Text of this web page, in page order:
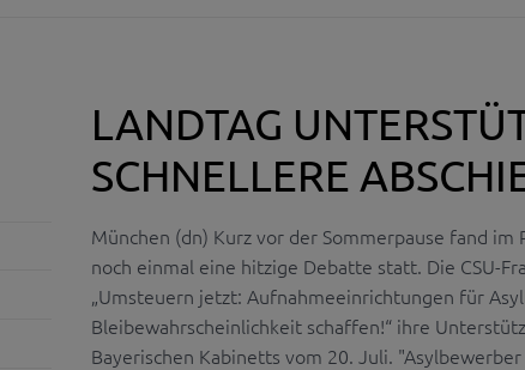
LANDTAG
SCHNELLERE
München (dn) Kurz vor der Sommerpause fand im
noch einmal eine hitzige Debatte statt. Die CSU-
„Umsteuern jetzt: Aufnahmeeinrichtungen für
Bleibewahrscheinlichkeit schaffen!“ ihre
Bayerischen Kabinetts vom 20. Juli.